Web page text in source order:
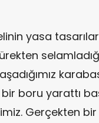
yasa
boru yarattı
Gerçekten